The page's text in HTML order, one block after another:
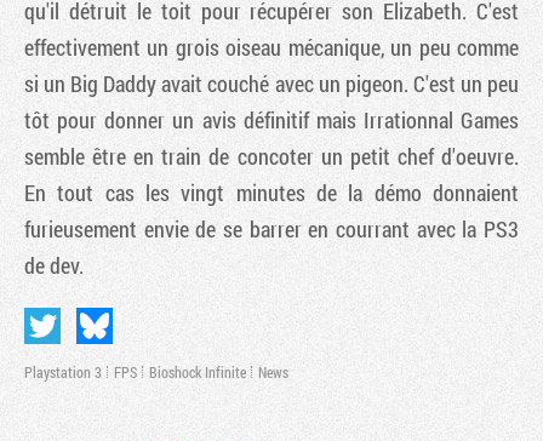
qu'il détruit le toit pour récupérer son Elizabeth. C'est
effectivement un grois oiseau mécanique, un peu comme
si un Big Daddy avait couché avec un pigeon. C'est un peu
tôt pour donner un avis définitif mais Irrationnal Games
semble être en train de concoter un petit chef d'oeuvre.
En tout cas les vingt minutes de la démo donnaient
furieusement envie de se barrer en courrant avec la PS3
de dev.
Playstation 3 FPS Bioshock Infinite News